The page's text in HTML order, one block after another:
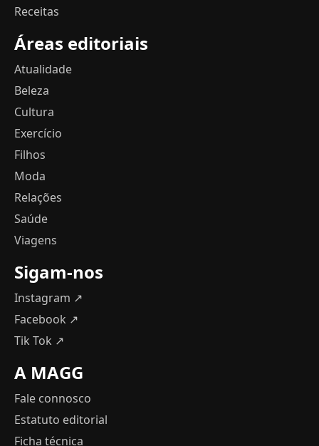
Receitas
Áreas editoriais
Atualidade
Beleza
Cultura
Exercício
Filhos
Moda
Relações
Saúde
Viagens
Sigam-nos
Instagram ↗
Facebook ↗
Tik Tok ↗
A MAGG
Fale connosco
Estatuto editorial
Ficha técnica